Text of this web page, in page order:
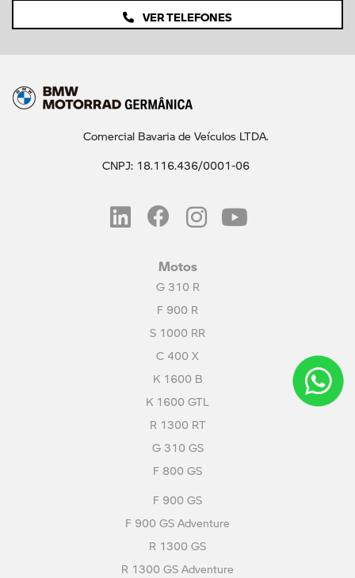
VER TELEFONES
Comercial Bavaria de Veículos LTDA.
CNPJ: 18.116.436/0001-06
Motos
G 310 R
F 900 R
S 1000 RR
C 400 X
K 1600 B
K 1600 GTL
R 1300 RT
G 310 GS
F 800 GS
F 900 GS
F 900 GS Adventure
R 1300 GS
R 1300 GS Adventure